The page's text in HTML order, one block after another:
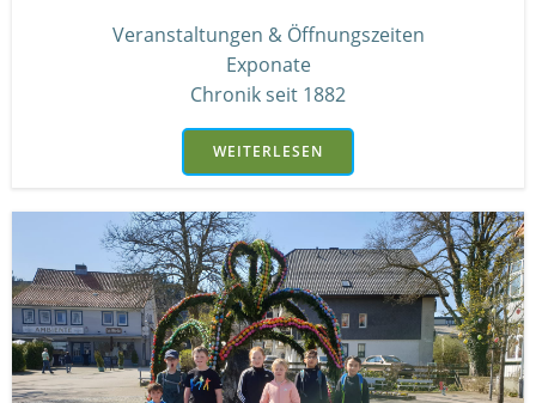
Veranstaltungen & Öffnungszeiten
Exponate
Chronik seit 1882
WEITERLESEN